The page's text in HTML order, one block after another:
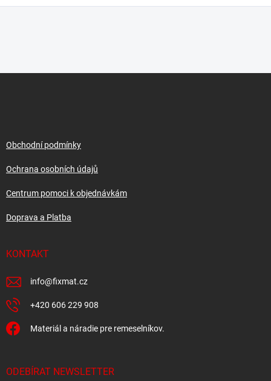
Obchodní podmínky
Ochrana osobních údajů
Centrum pomoci k objednávkám
Doprava a Platba
KONTAKT
info@fixmat.cz
+420 606 229 908
Materiál a náradie pre remeselníkov.
ODEBÍRAT NEWSLETTER